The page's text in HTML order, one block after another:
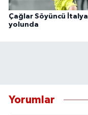
Çağlar Söyüncü İtalya
yolunda
Yorumlar